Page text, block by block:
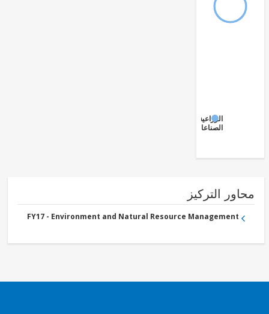
التركيز
FY17 - Environment and Natural Resource Management